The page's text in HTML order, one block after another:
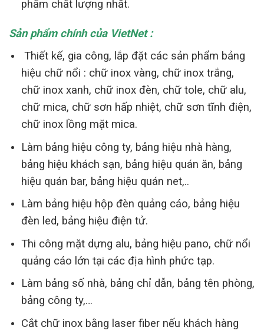
phẩm chất lượng nhất.
Sản phẩm chính của VietNet :
Thiết kế, gia công, lắp đặt các sản phẩm bảng
hiệu chữ nổi : chữ inox vàng, chữ inox trắng,
chữ inox xanh, chữ inox đèn, chữ tole, chữ alu,
chữ mica, chữ sơn hấp nhiệt, chữ sơn tĩnh điện,
chữ inox lồng mặt mica.
Làm bảng hiệu công ty, bảng hiệu nhà hàng,
bảng hiệu khách sạn, bảng hiệu quán ăn, bảng
hiệu quán bar, bảng hiệu quán net,..
Làm bảng hiệu hộp đèn quảng cáo, bảng hiệu
đèn led, bảng hiệu điện tử.
Thi công mặt dựng alu, bảng hiệu pano, chữ nổi
quảng cáo lớn tại các địa hình phức tạp.
Làm bảng số nhà, bảng chỉ dẫn, bảng tên phòng,
bảng công ty,…
Cắt chữ inox bằng laser fiber nếu khách hàng